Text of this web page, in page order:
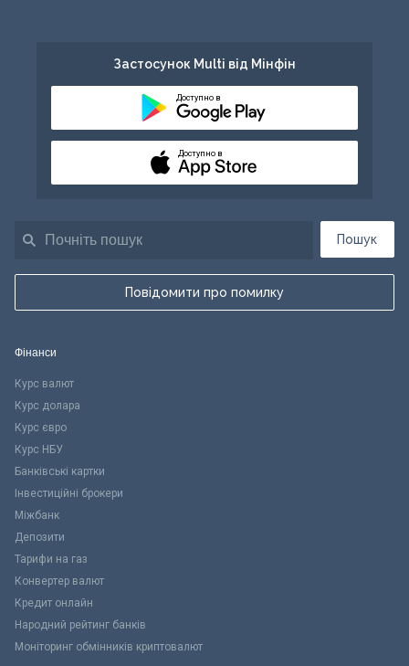
Пошук
Повідомити про помилку
Застосунок Multi від Мінфін
Доступно в
Доступно в
Фінанси
Курс валют
Курс долара
Курс євро
Курс НБУ
Банківські картки
Інвестиційні брокери
Міжбанк
Депозити
Тарифи на газ
Конвертер валют
Кредит онлайн
Народний рейтинг банків
Моніторинг обмінників криптовалют